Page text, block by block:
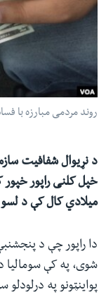
لاړ
شئ
له مونږ سره په تماس کې
ژبې
روند مردمی مبارزه با
میلادي کال کې د
پواینټونو په